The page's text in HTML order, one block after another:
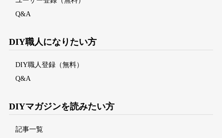
Q&A
DIY職人になりたい方
DIY職人登録（無料）
Q&A
DIYマガジンを読みたい方
記事一覧